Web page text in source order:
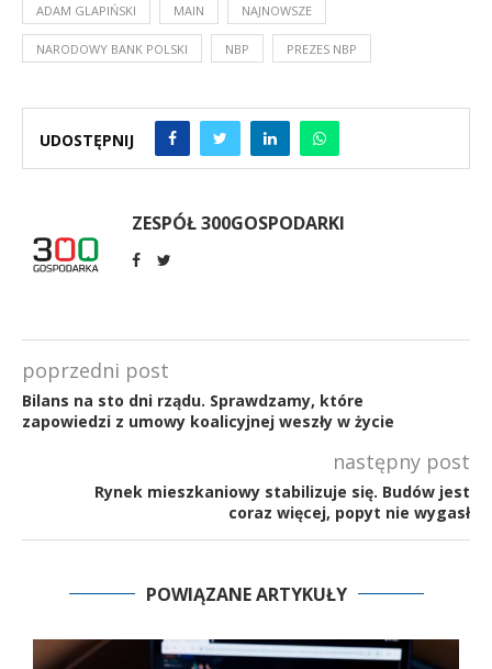
ADAM GLAPIŃSKI MAIN NAJNOWSZE
NARODOWY BANK POLSKI NBP PREZES NBP
UDOSTĘPNIJ
ZESPÓŁ 300GOSPODARKI
poprzedni post
Bilans na sto dni rządu. Sprawdzamy, które
zapowiedzi z umowy koalicyjnej weszły w życie
następny post
Rynek mieszkaniowy stabilizuje się. Budów jest
coraz więcej, popyt nie wygasł
POWIĄZANE ARTYKUŁY